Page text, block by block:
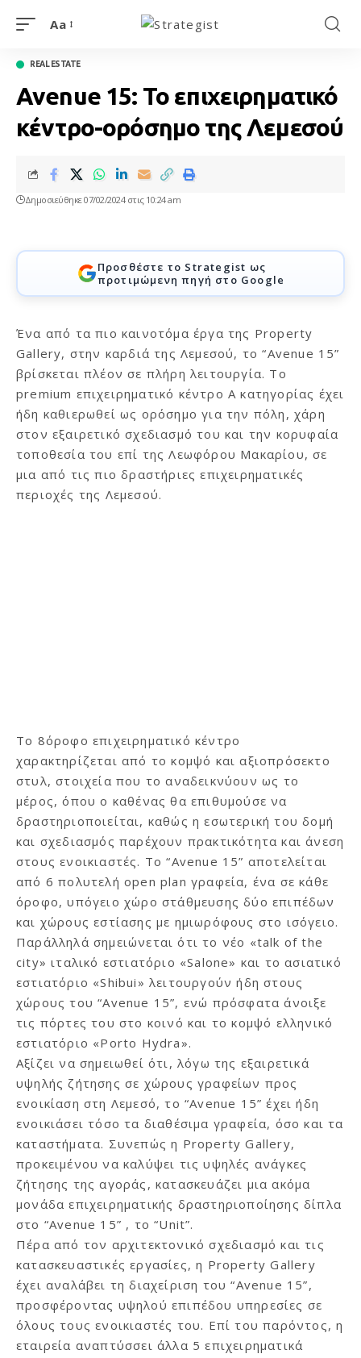
Aa
REAL ESTATE
Avenue 15: Το επιχειρηματικό
κέντρο-ορόσημο της Λεμεσού
Δημοσιεύθηκε 07/02/2024 στις 10:24 am
Προσθέστε το Strategist ως
προτιμώμενη πηγή στο Google
Ένα από τα πιο καινοτόμα έργα της Property
Gallery, στην καρδιά της Λεμεσού, το “Avenue 15”
βρίσκεται πλέον σε πλήρη λειτουργία. Το
premium επιχειρηματικό κέντρο Α κατηγορίας έχει
ήδη καθιερωθεί ως ορόσημο για την πόλη, χάρη
στον εξαιρετικό σχεδιασμό του και την κορυφαία
τοποθεσία του επί της Λεωφόρου Μακαρίου, σε
μια από τις πιο δραστήριες επιχειρηματικές
περιοχές της Λεμεσού.
Το 8όροφο επιχειρηματικό κέντρο
χαρακτηρίζεται από το κομψό και αξιοπρόσεκτο
στυλ, στοιχεία που το αναδεικνύουν ως το
μέρος, όπου ο καθένας θα επιθυμούσε να
δραστηριοποιείται, καθώς η εσωτερική του δομή
και σχεδιασμός παρέχουν πρακτικότητα και άνεση
στους ενοικιαστές. Το “Avenue 15” αποτελείται
από 6 πολυτελή open plan γραφεία, ένα σε κάθε
όροφο, υπόγειο χώρο στάθμευσης δύο επιπέδων
και χώρους εστίασης με ημιωρόφους στο ισόγειο.
Παράλληλά σημειώνεται ότι το νέο «talk of the
city» ιταλικό εστιατόριο «Salone» και το ασιατικό
εστιατόριο «Shibui» λειτουργούν ήδη στους
χώρους του “Avenue 15”, ενώ πρόσφατα άνοιξε
τις πόρτες του στο κοινό και το κομψό ελληνικό
εστιατόριο «Porto Hydra».
Αξίζει να σημειωθεί ότι, λόγω της εξαιρετικά
υψηλής ζήτησης σε χώρους γραφείων προς
ενοικίαση στη Λεμεσό, το “Avenue 15” έχει ήδη
ενοικιάσει τόσο τα διαθέσιμα γραφεία, όσο και τα
καταστήματα. Συνεπώς η Property Gallery,
προκειμένου να καλύψει τις υψηλές ανάγκες
ζήτησης της αγοράς, κατασκευάζει μια ακόμα
μονάδα επιχειρηματικής δραστηριοποίησης δίπλα
στο “Avenue 15” , το “Unit”.
Πέρα από τον αρχιτεκτονικό σχεδιασμό και τις
κατασκευαστικές εργασίες, η Property Gallery
έχει αναλάβει τη διαχείριση του “Avenue 15”,
προσφέροντας υψηλού επιπέδου υπηρεσίες σε
όλους τους ενοικιαστές του. Επί του παρόντος, η
εταιρεία αναπτύσσει άλλα 5 επιχειρηματικά